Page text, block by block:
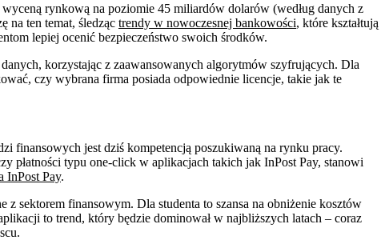
rynkową na poziomie 45 miliardów dolarów (według danych z
na ten temat, śledząc trendy w nowoczesnej bankowości, które kształtują
lepiej ocenić bezpieczeństwo swoich środków.
korzystając z zaawansowanych algorytmów szyfrujących. Dla
czy wybrana firma posiada odpowiednie licencje, takie jak te
finansowych jest dziś kompetencją poszukiwaną na rynku pracy.
płatności typu one-click w aplikacjach takich jak InPost Pay, stanowi
InPost Pay.
sektorem finansowym. Dla studenta to szansa na obniżenie kosztów
to trend, który będzie dominował w najbliższych latach – coraz